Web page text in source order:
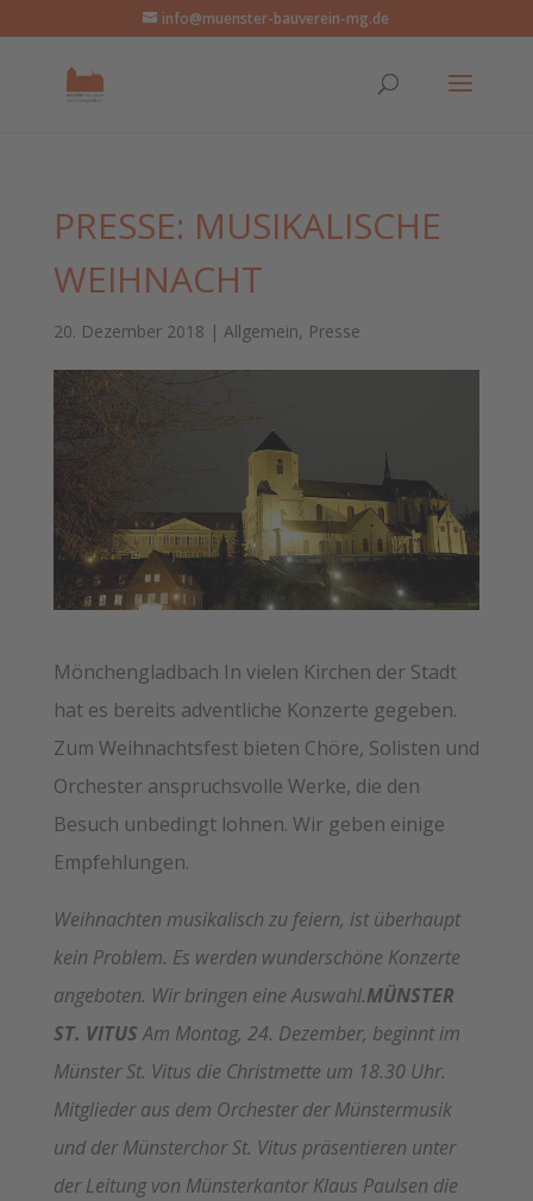
info@muenster-bauverein-mg.de
PRESSE: MUSIKALISCHE
WEIHNACHT
20. Dezember 2018 | Allgemein, Presse
Mönchengladbach In vielen Kirchen der Stadt
hat es bereits adventliche Konzerte gegeben.
Zum Weihnachtsfest bieten Chöre, Solisten und
Orchester anspruchsvolle Werke, die den
Besuch unbedingt lohnen. Wir geben einige
Empfehlungen.
Weihnachten musikalisch zu feiern, ist überhaupt
kein Problem. Es werden wunderschöne Konzerte
angeboten. Wir bringen eine Auswahl.MÜNSTER
ST. VITUSAm Montag, 24. Dezember, beginnt im
Münster St. Vitus die Christmette um 18.30 Uhr.
Mitglieder aus dem Orchester der Münstermusik
und der Münsterchor St. Vitus präsentieren unter
der Leitung von Münsterkantor Klaus Paulsen die